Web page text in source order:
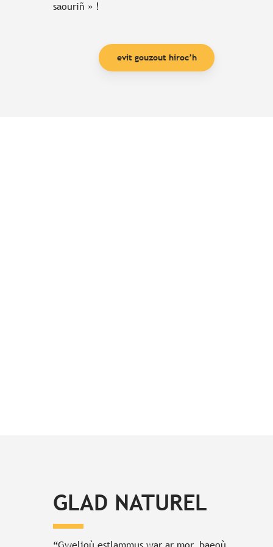
saouriñ » !
evit gouzout hiroc’h
GLAD NATUREL
“Gwelioù estlammus war ar mor, baeoù